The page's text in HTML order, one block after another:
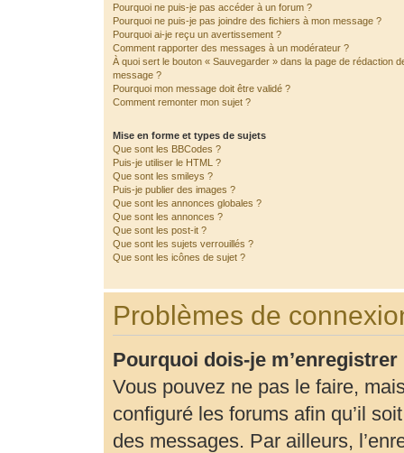
Pourquoi ne puis-je pas accéder à un forum ?
Pourquoi ne puis-je pas joindre des fichiers à mon message ?
Pourquoi ai-je reçu un avertissement ?
Comment rapporter des messages à un modérateur ?
À quoi sert le bouton « Sauvegarder » dans la page de rédaction
message ?
Pourquoi mon message doit être validé ?
Comment remonter mon sujet ?
Mise en forme et types de sujets
Que sont les BBCodes ?
Puis-je utiliser le HTML ?
Que sont les smileys ?
Puis-je publier des images ?
Que sont les annonces globales ?
Que sont les annonces ?
Que sont les post-it ?
Que sont les sujets verrouillés ?
Que sont les icônes de sujet ?
Problèmes de
Pourquoi dois-je m’enregistrer
Vous pouvez ne pas le faire,
configuré les forums afin qu’il
des messages. Par ailleurs,